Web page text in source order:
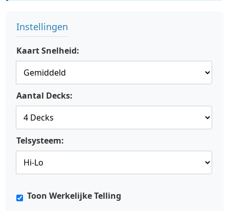
Instellingen
Kaart Snelheid:
Aantal Decks:
Telsysteem:
Toon Werkelijke Telling